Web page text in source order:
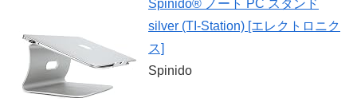
Spinido® ノート PC スタンド
silver (TI-Station) [エレクトロニク
ス]
Spinido